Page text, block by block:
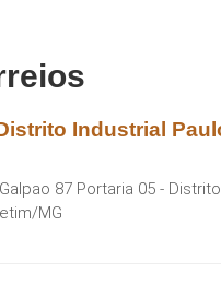
Industrial
87 Portaria 05 -
/MG